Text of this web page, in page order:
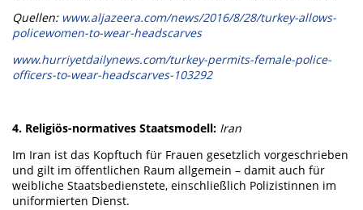
Quellen: www.aljazeera.com/news/2016/8/28/turkey-allows-
policewomen-to-wear-headscarves
www.hurriyetdailynews.com/turkey-permits-female-police-
officers-to-wear-headscarves-103292
4. Religiös-normatives Staatsmodell: Iran
Im Iran ist das Kopftuch für Frauen gesetzlich vorgeschrieben
und gilt im öffentlichen Raum allgemein – damit auch für
weibliche Staatsbedienstete, einschließlich Polizistinnen im
uniformierten Dienst.